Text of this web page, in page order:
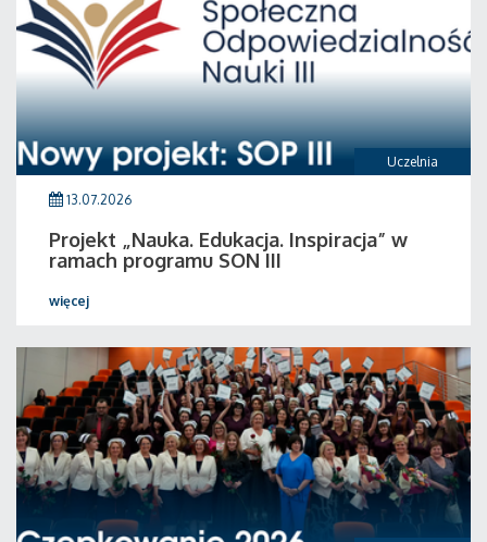
Uczelnia
13.07.2026
Projekt „Nauka. Edukacja. Inspiracja” w
ramach programu SON III
więcej